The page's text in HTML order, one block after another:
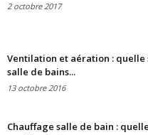
2 octobre 2017
Ventilation et aération : quelle
salle de bains...
13 octobre 2016
Chauffage salle de bain :